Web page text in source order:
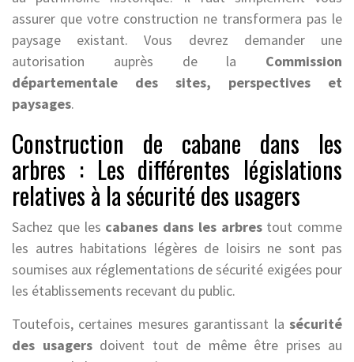
assurer que votre construction ne transformera pas le
paysage existant. Vous devrez demander une
autorisation auprès de la Commission
départementale des sites, perspectives et
paysages.
Construction de cabane dans les
arbres : Les différentes législations
relatives à la sécurité des usagers
Sachez que les cabanes dans les arbrestout comme
les autres habitations légères de loisirs ne sont pas
soumises aux réglementations de sécurité exigées pour
les établissements recevant du public.
Toutefois, certaines mesures garantissant la sécurité
des usagersdoivent tout de même être prises au